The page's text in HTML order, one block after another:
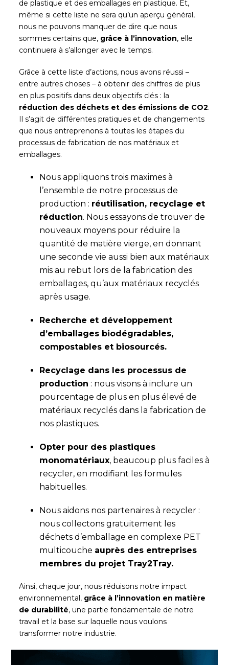
de plastique et des emballages en plastique. Et,
même si cette liste ne sera qu’un aperçu général,
nous ne pouvons manquer de dire que nous
sommes certains que, grâce à l’innovation, elle
continuera à s’allonger avec le temps.
Grâce à cette liste d’actions, nous avons réussi –
entre autres choses – à obtenir des chiffres de plus
en plus positifs dans deux objectifs clés : la
réduction des déchets et des émissions de CO2.
Il s’agit de différentes pratiques et de changements
que nous entreprenons à toutes les étapes du
processus de fabrication de nos matériaux et
emballages.
Nous appliquons trois maximes à
l’ensemble de notre processus de
production : réutilisation, recyclage et
réduction. Nous essayons de trouver de
nouveaux moyens pour réduire la
quantité de matière vierge, en donnant
une seconde vie aussi bien aux matériaux
mis au rebut lors de la fabrication des
emballages, qu’aux matériaux recyclés
après usage.
Recherche et développement
d’emballages biodégradables,
compostables et biosourcés.
Recyclage dans les processus de
production : nous visons à inclure un
pourcentage de plus en plus élevé de
matériaux recyclés dans la fabrication de
nos plastiques.
Opter pour des plastiques
monomatériaux, beaucoup plus faciles à
recycler, en modifiant les formules
habituelles.
Nous aidons nos partenaires à recycler :
nous collectons gratuitement les
déchets d’emballage en complexe PET
multicouche auprès des entreprises
membres du projet Tray2Tray.
Ainsi, chaque jour, nous réduisons notre impact
environnemental, grâce à l’innovation en matière
de durabilité, une partie fondamentale de notre
travail et la base sur laquelle nous voulons
transformer notre industrie.